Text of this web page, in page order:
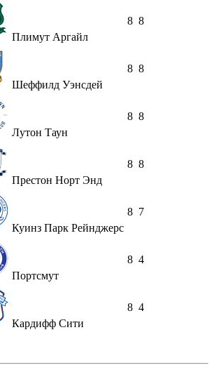
Плимут Аргайл
8 8
Шеффилд Уэнсдей
8 8
Лутон Таун
8 8
Престон Норт Энд
8 8
Куинз Парк Рейнджерс
8 7
Портсмут
8 4
Кардифф Сити
8 4